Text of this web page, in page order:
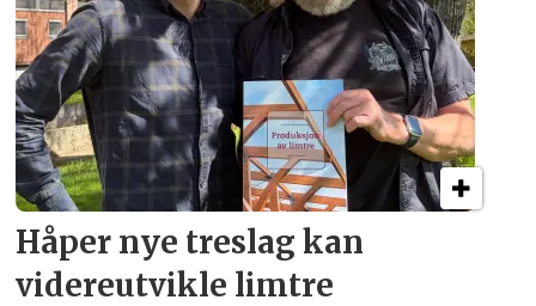
Håper nye treslag kan
videreutvikle limtre